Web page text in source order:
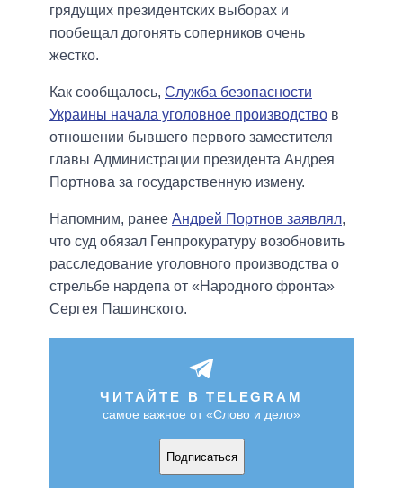
грядущих президентских выборах и
пообещал догонять соперников очень
жестко.
Как сообщалось, Служба безопасности
Украины начала уголовное производство в
отношении бывшего первого заместителя
главы Администрации президента Андрея
Портнова за государственную измену.
Напомним, ранее Андрей Портнов заявлял,
что суд обязал Генпрокуратуру возобновить
расследование уголовного производства о
стрельбе нардепа от «Народного фронта»
Сергея Пашинского.
ЧИТАЙТЕ В TELEGRAM
самое важное от «Слово и дело»
Подписаться